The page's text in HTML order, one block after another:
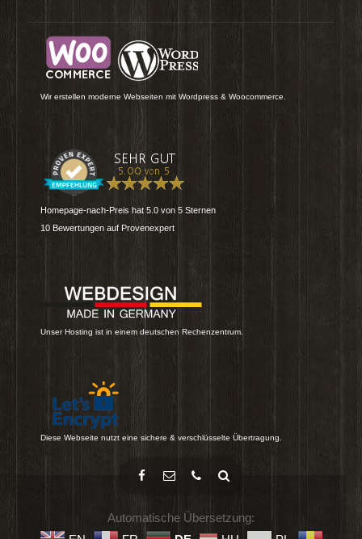
Wir erstellen moderne Webseiten mit Wordpress & Woocommerce.
Homepage-nach-Preis hat 5.0 von 5 Sternen
10 Bewertungen auf Provenexpert
Unser Hosting ist in einem deutschen Rechenzentrum.
Diese Webseite nutzt eine sichere & verschlüsselte Übertragung.
Automatische Übersetzung: